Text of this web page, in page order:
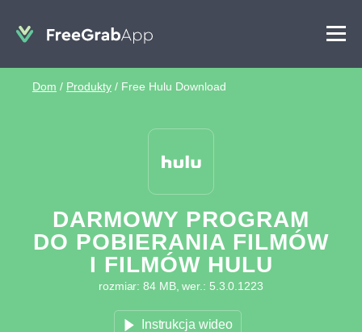
Dom / Produkty / Free Hulu Download
DARMOWY PROGRAM
DO POBIERANIA FILMÓW
I FILMÓW HULU
rozmiar: 84 MB, wer.: 5.3.0.1223
Instrukcja wideo